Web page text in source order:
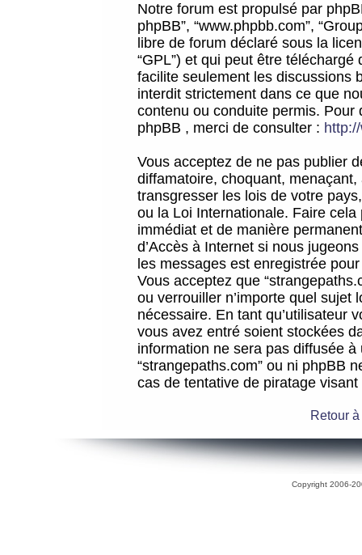
Notre forum est propulsé par
phpBB”, “www.phpbb.com”,
libre de forum déclaré sous la
“GPL”) et qui peut être téléchargé
facilite seulement les discussions
interdit strictement dans ce que
contenu ou conduite permis.
phpBB , merci de consulter :
Vous acceptez de ne pas publier
diffamatoire, choquant,
transgresser les lois de votre
ou la Loi Internationale. Faire
immédiat et de manière
d’Accès à Internet si nous
les messages est enregistrée
Vous acceptez que
ou verrouiller n’importe quel sujet
nécessaire. En tant qu’utilisateur
vous avez entré soient stockées
information ne sera pas diffusée
“strangepaths.com” ou ni phpBB
cas de tentative de piratage
Retour
Copyright 2006-